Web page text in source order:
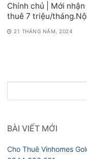
Chính chủ | Mới nhận
thuê 7 triệu/
21 THÁNG NĂM, 2024
kiếm
BÀI VIẾT MỚI
Cho Thuê Vinhomes